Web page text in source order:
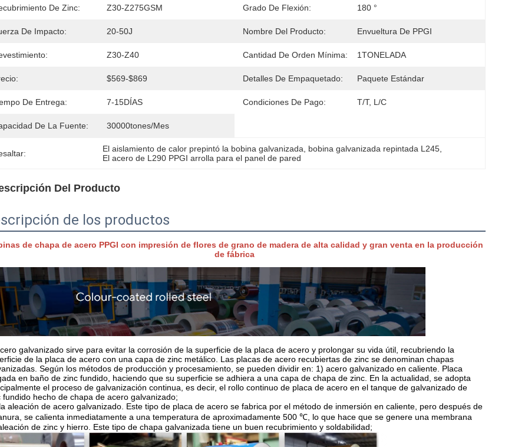
De Zinc: Z30-Z275GSM Grado De Flexión: 180 °
De Impacto: 20-50J Nombre Del Producto: Envueltura De PPGI
Z30-Z40 Cantidad De Orden Mínima: 1TONELADA
$569-$869 Detalles De Empaquetado: Paquete Estándar
De Entrega: 7-15DÍAS Condiciones De Pago: T/T, L/C
De La Fuente: 30000tones/mes
El aislamiento de calor prepintó la bobina galvanizada bobina galvanizada repintada L245
El acero de L290 PPGI arrolla para el panel de pared
Del Producto
de los productos
de chapa de acero PPGI con impresión de flores de grano de madera de alta calidad y gran venta en la producción
de fábrica
galvanizado sirve para evitar la corrosión de la superficie de la placa de acero y prolongar su vida útil, recubriendo la
de la placa de acero con una capa de zinc metálico. Las placas de acero recubiertas de zinc se denominan chapas
Según los métodos de producción y procesamiento, se pueden dividir en: 1) acero galvanizado en caliente. Placa
en baño de zinc fundido, haciendo que su superficie se adhiera a una capa de chapa de zinc. En la actualidad, se adopta
el proceso de galvanización continua, es decir, el rollo continuo de placa de acero en el tanque de galvanizado de
fundido hecho de chapa de acero galvanizado;
aleación de acero galvanizado. Este tipo de placa de acero se fabrica por el método de inmersión en caliente, pero después de
se calienta inmediatamente a una temperatura de aproximadamente 500 ℃, lo que hace que se genere una membrana
de zinc y hierro. Este tipo de chapa galvanizada tiene un buen recubrimiento y soldabilidad;